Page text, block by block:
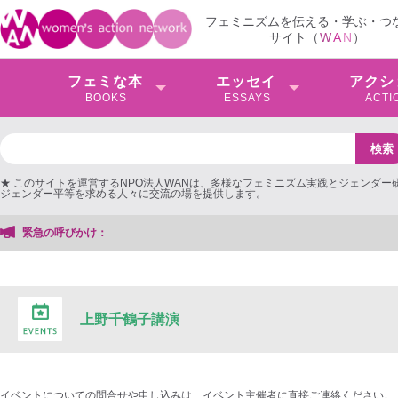
フェミニズムを伝える・学ぶ・つ
サイト（WAN ）
フェミな本
BOOKS
エッセイ
ESSAYS
アクシ
★ このサイトを運営するNPO法人WANは、多様なフェミニズム実践とジェンダー
ジェンダー平等を求める人々に交流の場を提供します。
緊急の呼びかけ：
上野千鶴子講演
イベントについての問合せや申し込みは、イベント主催者に直接ご連絡ください。